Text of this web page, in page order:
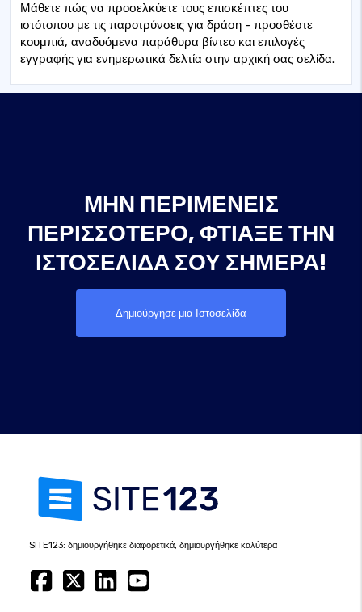
Μάθετε πώς να προσελκύετε τους επισκέπτες του
ιστότοπου με τις παροτρύνσεις για δράση - προσθέστε
κουμπιά, αναδυόμενα παράθυρα βίντεο και επιλογές
εγγραφής για ενημερωτικά δελτία στην αρχική σας σελίδα.
ΜΗΝ ΠΕΡΙΜΈΝΕΙΣ
ΠΕΡΙΣΣΌΤΕΡΟ, ΦΤΙΆΞΕ ΤΗΝ
ΙΣΤΟΣΕΛΊΔΑ ΣΟΥ ΣΉΜΕΡΑ!
Δημιούργησε μια Ιστοσελίδα
SITE123: δημιουργήθηκε διαφορετικά, δημιουργήθηκε καλύτερα